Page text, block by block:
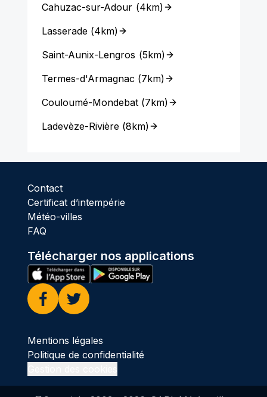
Cahuzac-sur-Adour (4km)
Lasserade(4km)
Saint-Aunix-Lengros (5km)
Termes-d'Armagnac (7km)
Couloumé-Mondebat(7km)
Ladevèze-Rivière(8km)
Contact
Certificat d’intempérie
Météo-villes
FAQ
Télécharger nos applications
Facebook
Twitter
Mentions légales
Politique de confidentialité